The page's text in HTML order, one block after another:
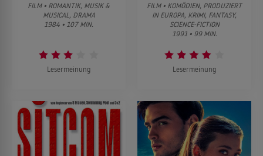
FILM • ROMANTIK, MUSIK &
MUSICAL, DRAMA
1984 • 107 MIN.
Lesermeinung
FILM • KOMÖDIEN, PRODUZIERT
IN EUROPA, KRIMI, FANTASY,
SCIENCE-FICTION
1991 • 99 MIN.
Lesermeinung